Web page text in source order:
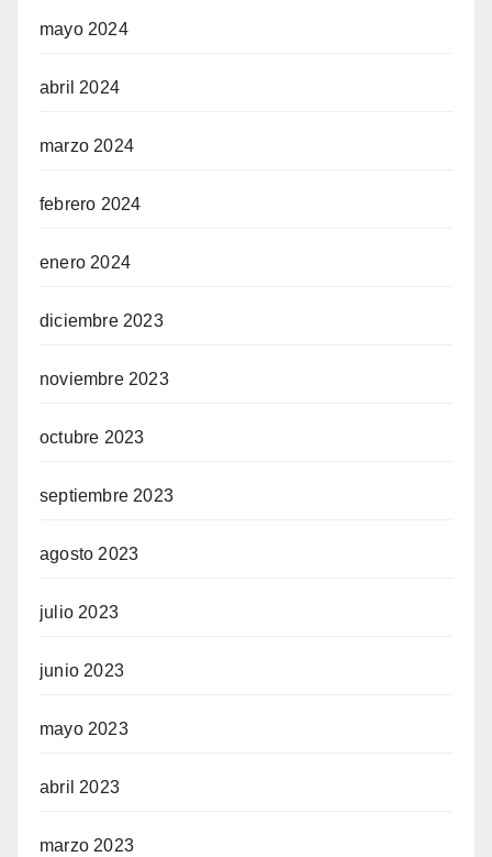
mayo 2024
abril 2024
marzo 2024
febrero 2024
enero 2024
diciembre 2023
noviembre 2023
octubre 2023
septiembre 2023
agosto 2023
julio 2023
junio 2023
mayo 2023
abril 2023
marzo 2023